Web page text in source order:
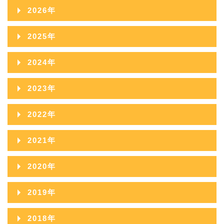
2026年
2026年08月
2026年07月
2026年06月
2026年05月
2026年04月
2026年03月
2026年02月
2026年01月
2025年
2025年12月
2025年11月
2025年10月
2025年09月
2025年08月
2025年07月
2025年06月
2025年05月
2024年
2024年12月
2024年11月
2024年10月
2024年09月
2024年08月
2024年07月
2024年06月
2023年
2023年12月
2023年11月
2023年10月
2023年09月
2023年08月
2023年07月
2022年
2022年12月
2022年11月
2022年10月
2022年09月
2022年08月
2021年
2021年12月
2021年11月
2021年10月
2020年
2020年12月
2020年11月
2019年
2019年12月
2018年